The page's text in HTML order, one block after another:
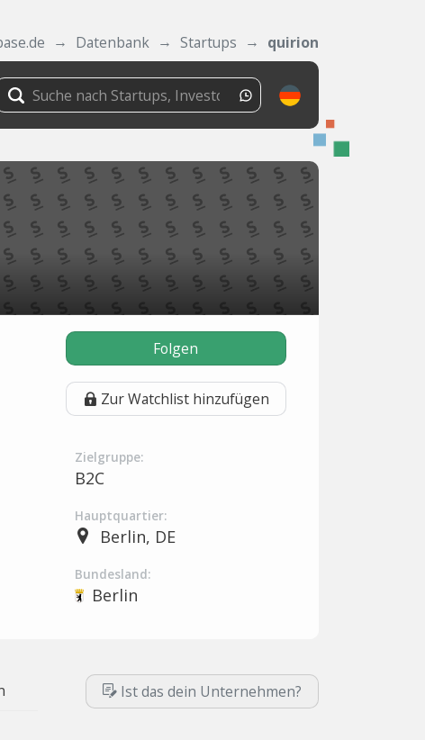
Datenbank Startups quirion
Folgen
Zur Watchlist hinzufügen
Zielgruppe:
B2C
Hauptquartier:
Berlin, DE
Bundesland:
Berlin
Ist das dein Unternehmen?